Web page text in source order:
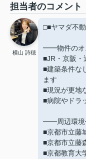
担当者のコメント
横山 詩穂
□■ヤマダ不
━━物件の
■JR・京阪・
■建築条件な
ます
■現況が更地
■病院やドラ
━━周辺環
■京都市立
■京都市立
■京都教育大